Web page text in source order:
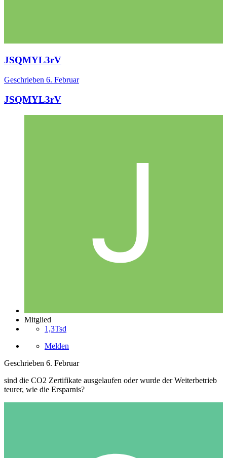
JSQMYL3rV
Geschrieben 6. Februar
JSQMYL3rV
Mitglied
1,3Tsd
Melden
Geschrieben 6. Februar
sind die CO2 Zertifikate ausgelaufen oder wurde der Weiterbetrieb
teurer, wie die Ersparnis?